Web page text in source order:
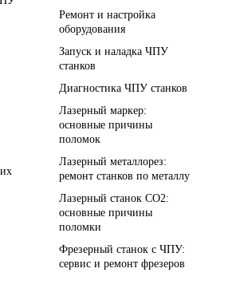
Ремонт и настройка
оборудования
Запуск и наладка ЧПУ
станков
Диагностика ЧПУ станков
Лазерный маркер:
основные причины
поломок
Лазерный металлорез:
ремонт станков по металлу
Лазерный станок СО2:
основные причины
поломки
Фрезерный станок с ЧПУ:
сервис и ремонт фрезеров